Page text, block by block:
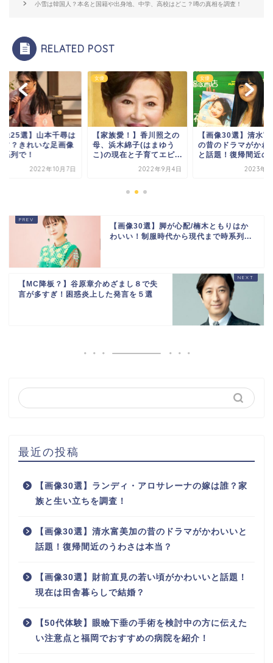
小雪は韓国人？本名と国籍や出身地、中学、高校はどこ？噂の真相を調査！
RELATED POST
像25選】山本千尋は
フ？きれいな足画像
系列で！
2022年10月7日
女優
【家族愛！】香川照之の
母、浜木綿子(はまゆう
こ)の現在と子育てエピ...
2022年9月4日
女優
【画像30選】清水富
の昔のドラマがかわ
と話題！復帰間近の
2023年3
【画像30選】脚が心配/楠木ともりはか
わいい！制服時代から現代まで時系列...
【MC降板？】谷原章介めざまし８で失
言が多すぎ！困惑炎上した発言を５選
最近の投稿
【画像30選】ランディ・アロサレーナの嫁は誰？家
族と生い立ちを調査！
【画像30選】清水富美加の昔のドラマがかわいいと
話題！復帰間近のうわさは本当？
【画像30選】財前直見の若い頃がかわいいと話題！
現在は田舎暮らしで結婚？
【50代体験】眼瞼下垂の手術を検討中の方に伝えた
い注意点と福岡でおすすめの病院を紹介！